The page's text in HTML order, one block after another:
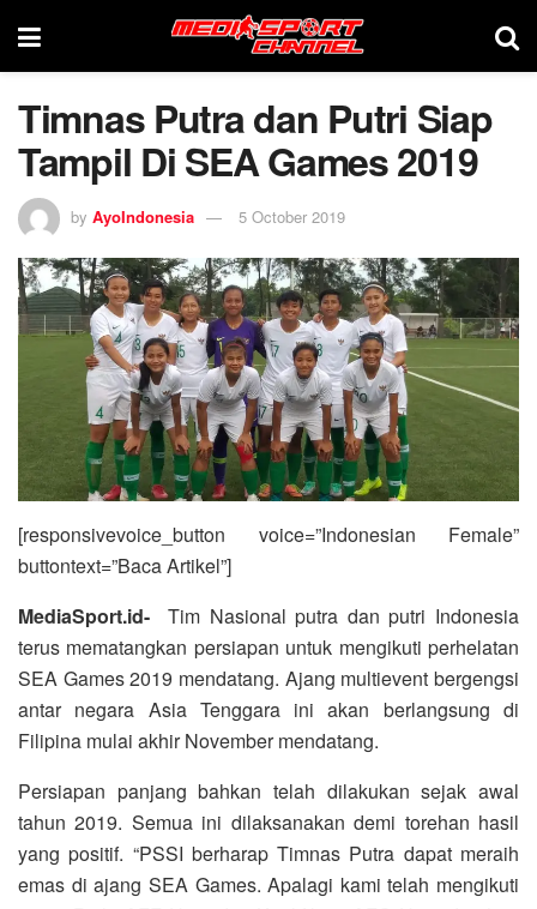
Timnas Putra dan Putri Siap
Tampil Di SEA Games 2019
by AyoIndonesia 5 October 2019
[responsivevoice_button voice=”Indonesian Female”
buttontext=”Baca Artikel”]
MediaSport.id-Tim Nasional putra dan putri Indonesia
terus mematangkan persiapan untuk mengikuti perhelatan
SEA Games 2019 mendatang. Ajang multievent bergengsi
antar negara Asia Tenggara ini akan berlangsung di
Filipina mulai akhir November mendatang.
Persiapan panjang bahkan telah dilakukan sejak awal
tahun 2019. Semua ini dilaksanakan demi torehan hasil
yang positif. “PSSI berharap Timnas Putra dapat meraih
emas di ajang SEA Games. Apalagi kami telah mengikuti